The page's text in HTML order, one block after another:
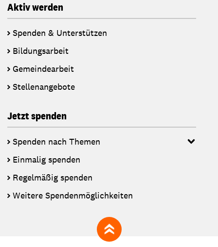
Aktiv werden
Spenden & Unterstützen
Bildungsarbeit
Gemeindearbeit
Stellenangebote
Jetzt spenden
Spenden nach Themen
Einmalig spenden
Regelmäßig spenden
Weitere Spendenmöglichkeiten
zum Seitenanfang